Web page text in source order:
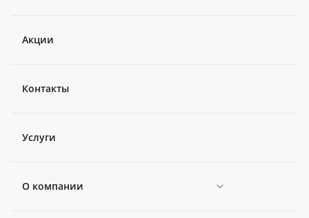
Акции
Контакты
Услуги
О компании